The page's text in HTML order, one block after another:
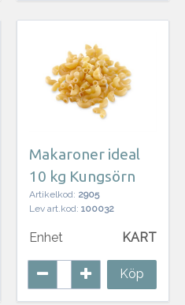
Makaroner ideal
10 kg Kungsörn
Artikelkod: 2905
Lev art.kod: 100032
Enhet KART
Köp